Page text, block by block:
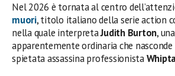
Nel 2026 è tornata al centro
muori, titolo italiano della serie action
nella quale interpretaJudith Burton,
apparentemente ordinaria che
spietata assassina professionista